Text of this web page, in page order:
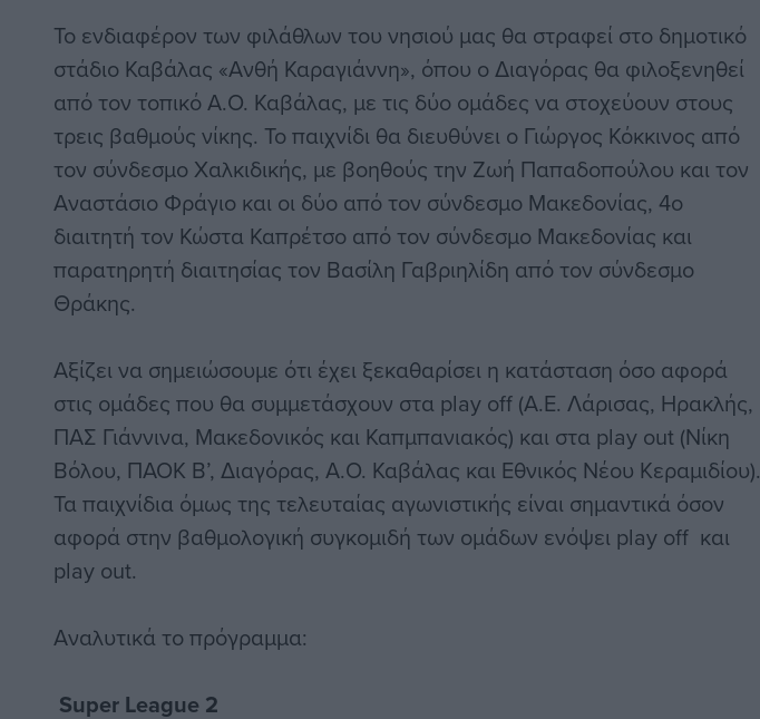
Το ενδιαφέρον των φιλάθλων του νησιού μας θα στραφεί στο δημοτικό
στάδιο Καβάλας «Ανθή Καραγιάννη», όπου ο Διαγόρας θα φιλοξενηθεί
από τον τοπικό Α.Ο. Καβάλας, με τις δύο ομάδες να στοχεύουν στους
τρεις βαθμούς νίκης. Το παιχνίδι θα διευθύνει ο Γιώργος Κόκκινος από
τον σύνδεσμο Χαλκιδικής, με βοηθούς την Ζωή Παπαδοπούλου και τον
Αναστάσιο Φράγιο και οι δύο από τον σύνδεσμο Μακεδονίας, 4ο
διαιτητή τον Κώστα Καπρέτσο από τον σύνδεσμο Μακεδονίας και
παρατηρητή διαιτησίας τον Βασίλη Γαβριηλίδη από τον σύνδεσμο
Θράκης.
Αξίζει να σημειώσουμε ότι έχει ξεκαθαρίσει η κατάσταση όσο αφορά
στις ομάδες που θα συμμετάσχουν στα play off (Α.Ε. Λάρισας, Ηρακλής,
ΠΑΣ Γιάννινα, Μακεδονικός και Καπμπανιακός) και στα play out (Νίκη
Βόλου, ΠΑΟΚ Β’, Διαγόρας, Α.Ο. Καβάλας και Εθνικός Νέου Κεραμιδίου).
Τα παιχνίδια όμως της τελευταίας αγωνιστικής είναι σημαντικά όσον
αφορά στην βαθμολογική συγκομιδή των ομάδων ενόψει play off και
play out.
Αναλυτικά το πρόγραμμα:
Super League 2